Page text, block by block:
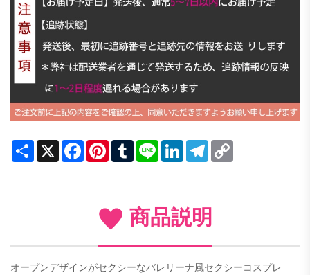
Share X FacebookPinterestTumblrLine LinkedInTelegram
商品説明
オープンデザインがセクシーなバレリーナ風セクシーコスプレ